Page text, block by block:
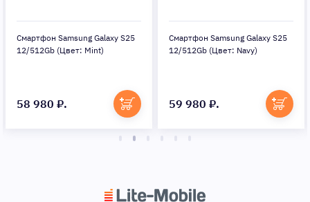
Смартфон Samsung Galaxy S25
12/512Gb (Цвет: Mint)
58 980 ₽.
Смартфон Samsung Galaxy S25
12/512Gb (Цвет: Navy)
59 980 ₽.